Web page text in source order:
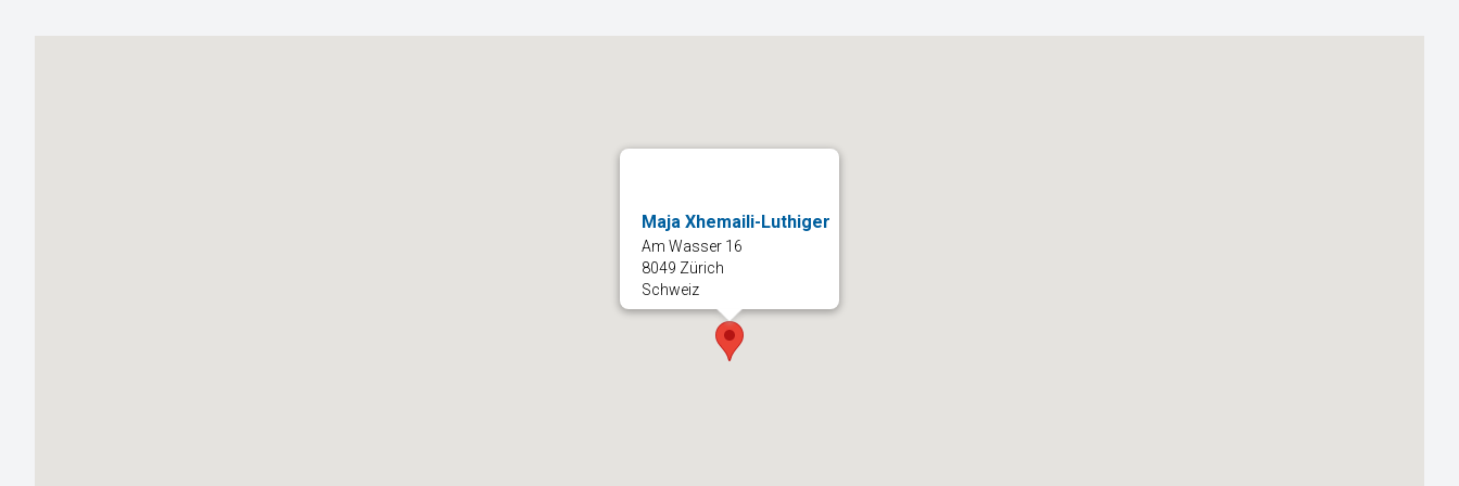
Maja Xhemaili-Luthiger
Am Wasser 16
8049 Zürich
Schweiz